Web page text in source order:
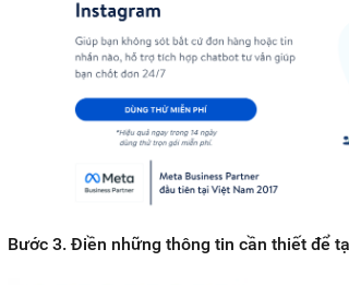
Bước 3. Điền những thông tin cần thiết để